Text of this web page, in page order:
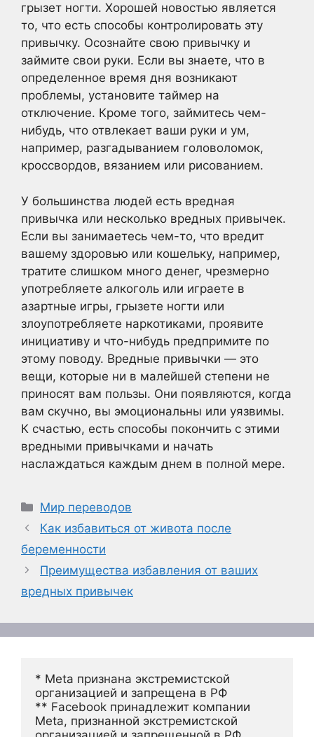
грызет ногти. Хорошей новостью является
то, что есть способы контролировать эту
привычку. Осознайте свою привычку и
займите свои руки. Если вы знаете, что в
определенное время дня возникают
проблемы, установите таймер на
отключение. Кроме того, займитесь чем-
нибудь, что отвлекает ваши руки и ум,
например, разгадыванием головоломок,
кроссвордов, вязанием или рисованием.
У большинства людей есть вредная
привычка или несколько вредных привычек.
Если вы занимаетесь чем-то, что вредит
вашему здоровью или кошельку, например,
тратите слишком много денег, чрезмерно
употребляете алкоголь или играете в
азартные игры, грызете ногти или
злоупотребляете наркотиками, проявите
инициативу и что-нибудь предпримите по
этому поводу. Вредные привычки — это
вещи, которые ни в малейшей степени не
приносят вам пользы. Они появляются, когда
вам скучно, вы эмоциональны или уязвимы.
К счастью, есть способы покончить с этими
вредными привычками и начать
наслаждаться каждым днем в полной мере.
Рубрики
Мир переводов
Как избавиться от живота после
беременности
Преимущества избавления от ваших
вредных привычек
* Meta признана экстремистской
организацией и запрещена в РФ
** Facebook принадлежит компании
Meta, признанной экстремистской